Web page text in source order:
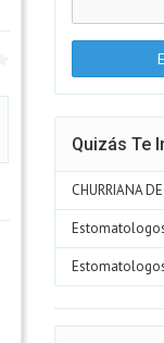
Quizás Te
CHURRIANA
Estomatologos